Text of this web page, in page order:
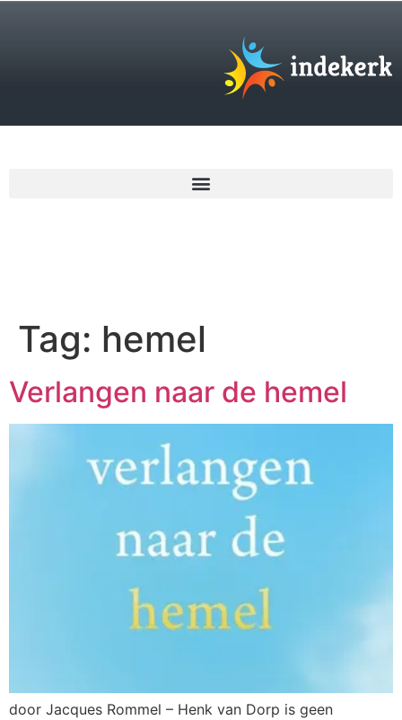
Tag: hemel
Verlangen naar de hemel
door Jacques Rommel – Henk van Dorp is geen